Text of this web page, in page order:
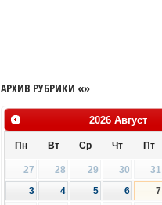
АРХИВ РУБРИКИ «»
2026 Август
Пн Вт Ср Чт Пт
27 28 29 30 31
3
4 5 6 7